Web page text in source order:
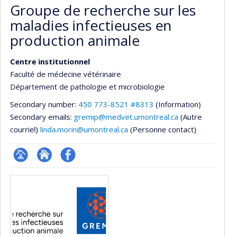
Groupe de recherche sur les
maladies infectieuses en
production animale
Centre institutionnel
Faculté de médecine vétérinaire
Département de pathologie et microbiologie
Secondary number: 450 773-8521 #8313 (Information)
Secondary emails: gremip@medvet.umontreal.ca (Autre
courriel) linda.morin@umontreal.ca (Personne contact)
Page Site
de
recherche
Profil
Media